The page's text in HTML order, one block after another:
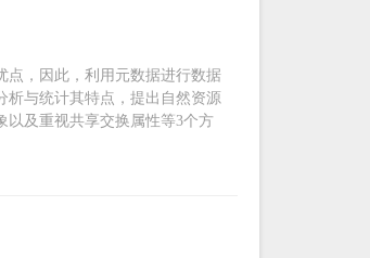
点，因此，利用元数据进行数据
析与统计其特点，提出自然资源
以及重视共享交换属性等3个方